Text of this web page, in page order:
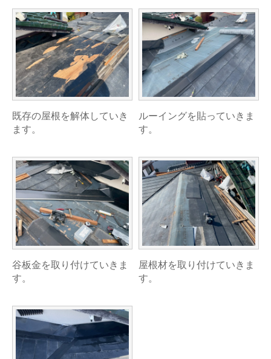
既存の屋根を解体していき
ます。
ルーイングを貼っていきま
す。
谷板金を取り付けていきま
す。
屋根材を取り付けていきま
す。